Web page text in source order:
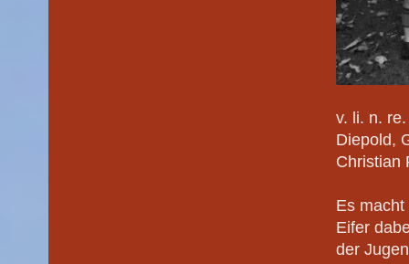
v. li. n.
Diepold,
Christian
Es
Eifer
der